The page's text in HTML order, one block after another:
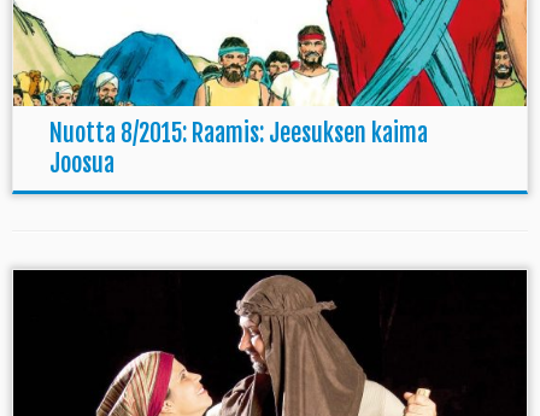
Nuotta 8/2015: Raamis: Jeesuksen kaima
Joosua